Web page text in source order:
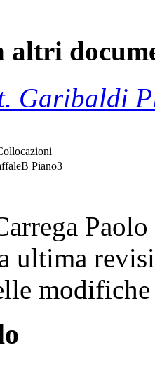
altri
Garibaldi
B Piano3
Paolo
ultima